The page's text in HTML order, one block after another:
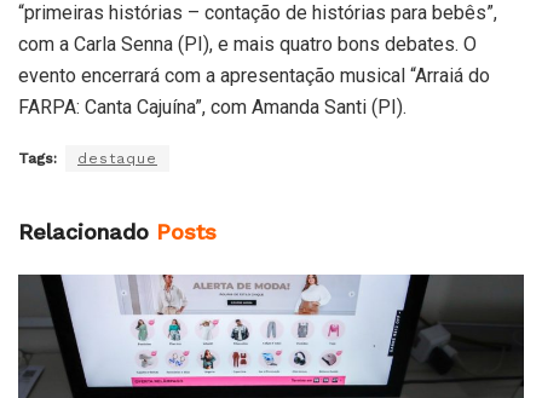
“primeiras histórias – contação de histórias para bebês”,
com a Carla Senna (PI), e mais quatro bons debates. O
evento encerrará com a apresentação musical “Arraiá do
FARPA: Canta Cajuína”, com Amanda Santi (PI).
Tags: destaque
Relacionado Posts